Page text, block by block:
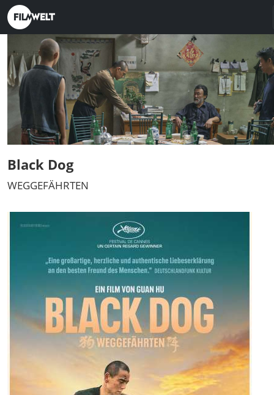
Black Dog
WEGGEFÄHRTEN